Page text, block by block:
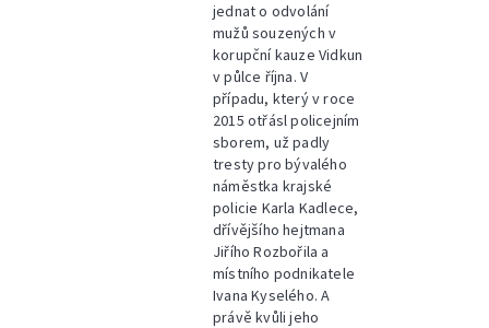
jednat o odvolání
mužů souzených v
korupční kauze Vidkun
v půlce října. V
případu, který v roce
2015 otřásl policejním
sborem, už padly
tresty pro bývalého
náměstka krajské
policie Karla Kadlece,
dřívějšího hejtmana
Jiřího Rozbořila a
místního podnikatele
Ivana Kyselého. A
právě kvůli jeho